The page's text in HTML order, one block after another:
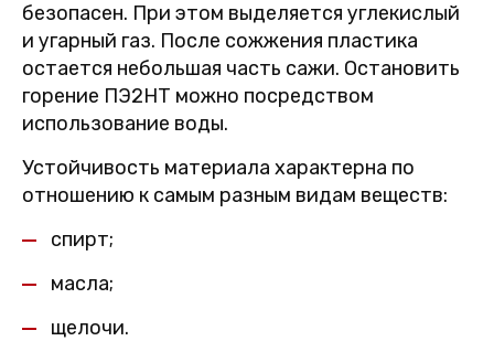
безопасен. При этом выделяется углекислый
и угарный газ. После сожжения пластика
остается небольшая часть сажи. Остановить
горение ПЭ2НТ можно посредством
использование воды.
Устойчивость материала характерна по
отношению к самым разным видам веществ:
спирт;
масла;
щелочи.